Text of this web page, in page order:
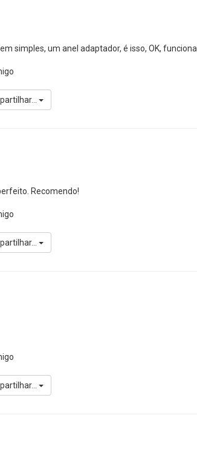
simples, um anel adaptador, é isso, OK, funciona.
Recomendo!